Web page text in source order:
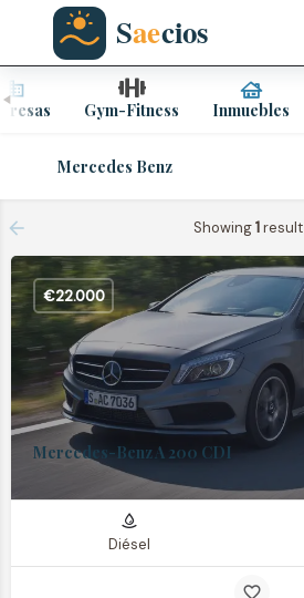
Gym-Fitness Inmuebles
Mercedes Benz
Showing1result
Mercedes-Benz A 200 CDI
€22.000
Diésel